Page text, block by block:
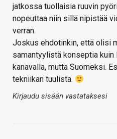
jatkossa tuollaisia ruuvin
nopeuttaa niin sillä nipistää
verran.
Joskus ehdotinkin, että olisi
samantyylistä konseptia kuin
kanavalla, mutta Suomeksi.
tekniikan tuulista.
Kirjaudu sisään vastataksesi